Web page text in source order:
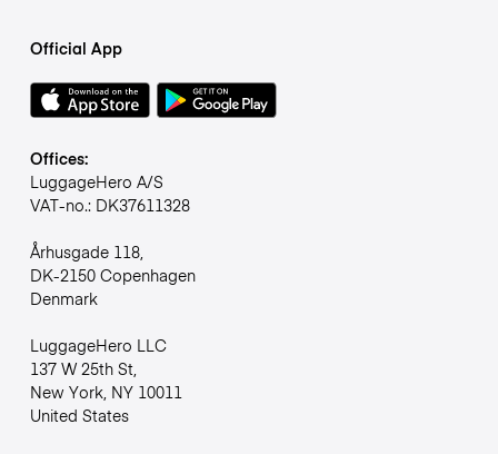
Official App
Offices:
LuggageHero A/S
VAT-no.: DK37611328
Århusgade 118,
DK-2150 Copenhagen
Denmark
LuggageHero LLC
137 W 25th St,
New York, NY 10011
United States